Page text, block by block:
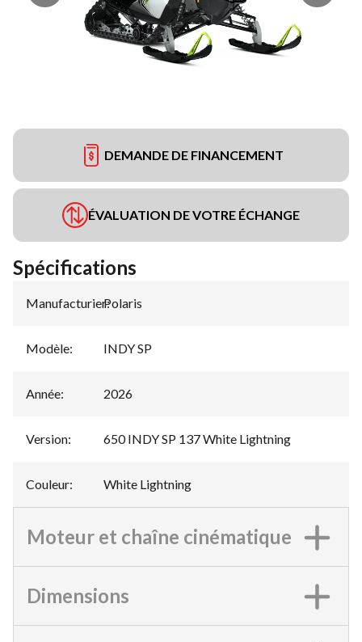
DEMANDE DE FINANCEMENT
ÉVALUATION DE VOTRE ÉCHANGE
Spécifications
Manufacturier:
Polaris
Modèle: INDY SP
Année: 2026
Version: 650 INDY SP 137 White Lightning
Couleur: White Lightning
Moteur et chaîne cinématique
Dimensions